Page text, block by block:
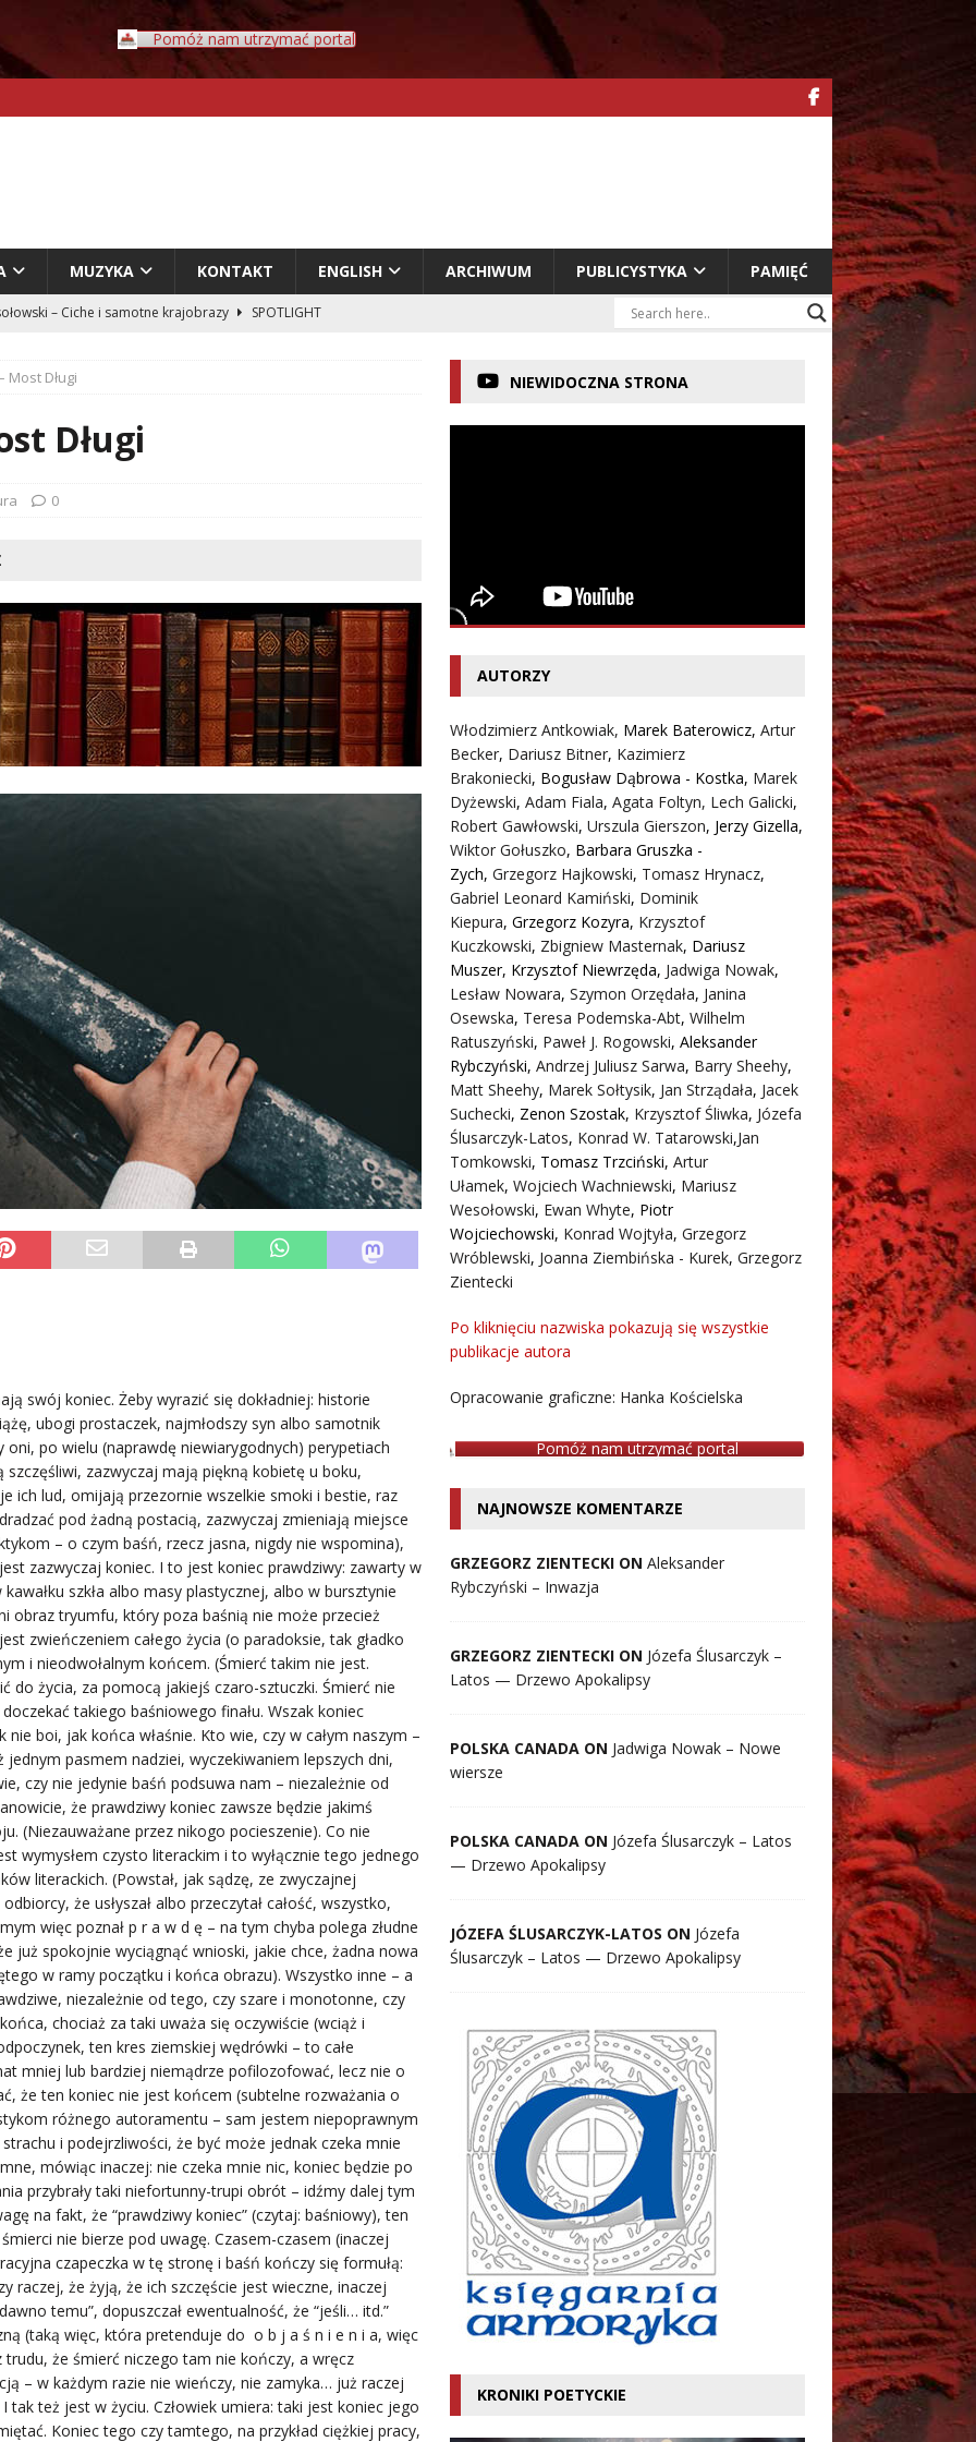
Pomóż nam utrzymać portal
MUZYKA KONTAKT ENGLISH ARCHIWUM PUBLICYSTYKA PAMIĘĆ
– Ciche i samotne krajobrazy
SPOTLIGHT
– Przyklejeni odklejeni.
– Człowiek w świecie rozpadających się znaczeń
– Dziennik – Wyspy Kanaryjskie
Most Długi
Długi
0
czy nie jest tak?) i być może teraz wszystko podciągam pod tę tezę. Gdyż mówiąc “fragment” mam na myśli nie wyimek z rzeczywistości (byłaby to naiwność), a z literackiej substancji. Pisanie jest rezygnowaniem zarówno z pogłębiania kreacji (a każdy wyraz, każde zdanie jest wystarczająco dobrym pretekstem), jak i z jej przedłużania (a na dobrą sprawę znaczy to: wbrew zdrowemu rozsądkowi – może być przecież kontynuowana w nieskończoność). Ta konkluzja też byłaby naiwna (i banalna, przez to, że tak oczywista), gdyby nie fakt, że baśń (ta cholerna, infantylna, napuszona i zachowawcza dziedzina) z absolutną nonszalancją prezentuje nie fragmentaryczność, a p e ł n i ę. Można oczywiście jeszcze ją nadmuchać, rozdąć, rozciągnąć… ale tylko do pewnego stopnia. A jeśli jest naprawdę dobrze skonstruowana – nic jej nie można zrobić. Perfidia baśni polega też na tym, że “pełnia” dotyczy również ich ilości. Wygląda na to, że wszystkie prawdziwe baśnie zostały już stworzone. Jeżeli coś jeszcze powstaje, to mniej lub bardziej udane imitacje, rzeczy wtórne albo zręcznie kompilowane, nic rdzennego, nic oryginalnego. To zamknięty rozdział. Wyspa albo raczej enklawa otoczona wysokim murem, wypełniona w środku po brzegi. Wszystko co powstaje (co może powstać), rozsiada się dookoła, bliżej lub dalej, jak się uda, i tworzy podgrodzie. Powstaje teraz pytanie (powstało przed chwilą, musiało jednak minąć kilka zdań, by ono wzięło się w garść i stanęło na nogi), pytanie więc: skąd to posądzenie o perfidię, ta niechęć we mnie i – co tu dużo mówić – zwyczajna złość? Ano, hm – nie wiem skąd. Pojawiła się sama, nieproszona. Może dlatego, że, jak wynika z moich rozważań – fragmentaryczny charakter literatury (stanowiący przecież o jej żywotności i sile) jest świadectwem jej niedołęstwa. (Zimna logika na to wskazuje). Tym samym trudno oczekiwać od niej doskonałości. A co za tym idzie: twórczość z góry skazana jest na wszelkie wynikające z niedołęstwa przywary. Taka sytuacja może przecież złościć. Szczególnie jeżeli spojrzy się na schowaną za wielkim murem zamkniętego miasta, królestwa właściwie – baśń, milczącą ze spokojem, dającą tym samym do zrozumienia, że wszelki trud nie tyle idzie na marne, co jest po prostu niepotrzebny. Wszystko już zostało zrobione. Literatura ma swoje spełnienie. Reszta jest tylko czczą zabawą, doprawdy nie wartą takiego zachodu. To oczywiście nieprawda. To musi być nieprawda i zdaję sobie sprawę, że zagalopowałem się, ho ho, zapędziłem na manowce w tych rozmyślaniach. To z powodu porywczości, jaka mną ostatnio targa (myśli nie zatrzymują się nawet na chwilę, więc nie obrastają tłuszczem statecznej konkluzji). Z tej porywczości, z tego rozwichrzenia ta złość na baśń, w gruncie rzeczy niepotrzebna. Ale ostatnio złość na byle co. Wystarczy, że przyjdzie mi na myśl, stanie przed oczami, a już duszę w sobie, przeklinam, szukam dziury w całym (szukam usprawiedliwienia, wiem dobrze, próbuję dodać sobie otuchy starą jak świat metodą pomniejszania, i trochę młodszą metodą – sam ją wynalazłem – mieszania wszystkiego do kupy po to, by stwierdzić, że nic z tego nie wynika, wszystko nie ma sensu… co za idiotyczna ulga). Tak naprawdę baśń mam w wielkim niepoważaniu i wcale mnie nie rzuca na kolana jej wyspekulowana doskonałość, nawet nie mam dobrego zdania o tej doskonałości, ani nie sądzę, by prawdziwa literatura skazana była na taką poniewierkę, jak by to wynikało z moich rozważań. A tylko mnie dopadła znienacka ta myśl o jedynych wiarygodnych końcach w tym świecie nieskończoności, ech, reszta potoczyła się sama. Nie było w tym toczeniu się żadnego intelektualnego wysiłku z mojej strony. Stałem sobie spokojnie z boku i przyglądałem się beztrosko lawinie – oto jak pracuje mój rozum. (I całą wypełniającą mnie po brzegi gorycz obróciłem teraz przeciwko sobie). Ale przecież było mi wszystko jedno. Nie spałem już piątą dobę i trudno abym wymagał od swego rozumu precyzji i rozsądku (tym bardziej, hę, że zawsze miałem kłopoty z jednym i drugim). Ja i mój rozsądek – ładna mi podzielność. Ładna dychotomia. Toż należałoby jeszcze wspomnieć o ciele (tym przekleństwie bożym). Już nie wspomnę, że i o duszy (jeśli ona w ogóle jest). Nie mam rzecz jasna najmniejszego zamiaru zastanawiać się, cóż to takiego owo “ja” (współbędące z moim rozsądkiem), chociaż po takim długim okresie bez snu odpowiedź znalazłbym szybko. Wie o tym każdy, kto choć raz znalazł się w podobnej sytuacji. Wbrew pozorom – nie ma takich osób wiele. Jedna nieprzespana noc, którą szybko trzeba nadgonić, zdarza się jeszcze stosunkowo często. Bardzo rzadko – dwie. A pięć? Być może coś takiego nie zdarza się w ogóle (oczywiście wyjąwszy kliniczne przypadki indywiduów, które nie śpią miesiącami, latami, żyjąc sobie w zupełnie innym czasie i prawdopodobnie na innej planecie). Po pięciu dniach już nie chce się spać, muszę to powiedzieć jasno i wyraźnie (… to ja może też już jestem na jakiejś zupełnie innej planecie). Mało tego: nawet gdyby się chciało (to znaczy: gdyby postanowiło się) zasnąć – to raczej nie można. Bardzo możliwe, że po kilku dniach, a już po pięciu z całą pewnością – sen zdycha. A w każdym razie przestaje upominać się o swoje. Ja wiem (albo wydaje mi się, że wiem
NIEWIDOCZNA STRONA
AUTORZY
Włodzimierz Antkowiak, Marek Baterowicz, Artur
Becker, Dariusz Bitner, Kazimierz
Brakoniecki, Bogusław Dąbrowa - Kostka, Marek
Dyżewski, Adam Fiala, Agata Foltyn, Lech Galicki,
Robert Gawłowski, Urszula Gierszon, Jerzy Gizella,
Wiktor Gołuszko, Barbara Gruszka -
Zych, Grzegorz Hajkowski, Tomasz Hrynacz,
Gabriel Leonard Kamiński, Dominik
Kiepura, Grzegorz Kozyra, Krzysztof
Kuczkowski, Zbigniew Masternak, Dariusz
Muszer, Krzysztof Niewrzęda, Jadwiga Nowak,
Lesław Nowara, Szymon Orzędała, Janina
Osewska, Teresa Podemska-Abt, Wilhelm
Ratuszyński, Paweł J. Rogowski, Aleksander
Rybczyński, Andrzej Juliusz Sarwa, Barry Sheehy,
Matt Sheehy, Marek Sołtysik, Jan Strządała, Jacek
Suchecki, Zenon Szostak, Krzysztof Śliwka, Józefa
Ślusarczyk-Latos, Konrad W. Tatarowski,Jan
Tomkowski, Tomasz Trzciński, Artur
Ułamek, Wojciech Wachniewski, Mariusz
Wesołowski, Ewan Whyte, Piotr
Wojciechowski, Konrad Wojtyła, Grzegorz
Wróblewski, Joanna Ziembińska - Kurek, Grzegorz
Zientecki
Po kliknięciu nazwiska pokazują się wszystkie
publikacje autora
Opracowanie graficzne: Hanka Kościelska
Pomóż nam utrzymać portal
NAJNOWSZE KOMENTARZE
GRZEGORZ ZIENTECKI ON Aleksander
Rybczyński – Inwazja
GRZEGORZ ZIENTECKI ON Józefa Ślusarczyk –
Latos — Drzewo Apokalipsy
POLSKA CANADA ON Jadwiga Nowak – Nowe
wiersze
POLSKA CANADA ON Józefa Ślusarczyk – Latos
— Drzewo Apokalipsy
JÓZEFA ŚLUSARCZYK-LATOS ON Józefa
Ślusarczyk – Latos — Drzewo Apokalipsy
KRONIKI POETYCKIE